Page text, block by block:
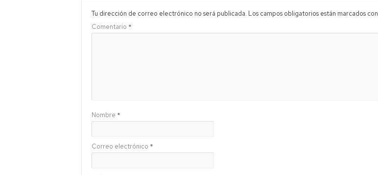
Tu dirección de correo electrónico no será publicada. Los campos obligatorios están marcados con
Comentario *
Nombre *
Correo electrónico *